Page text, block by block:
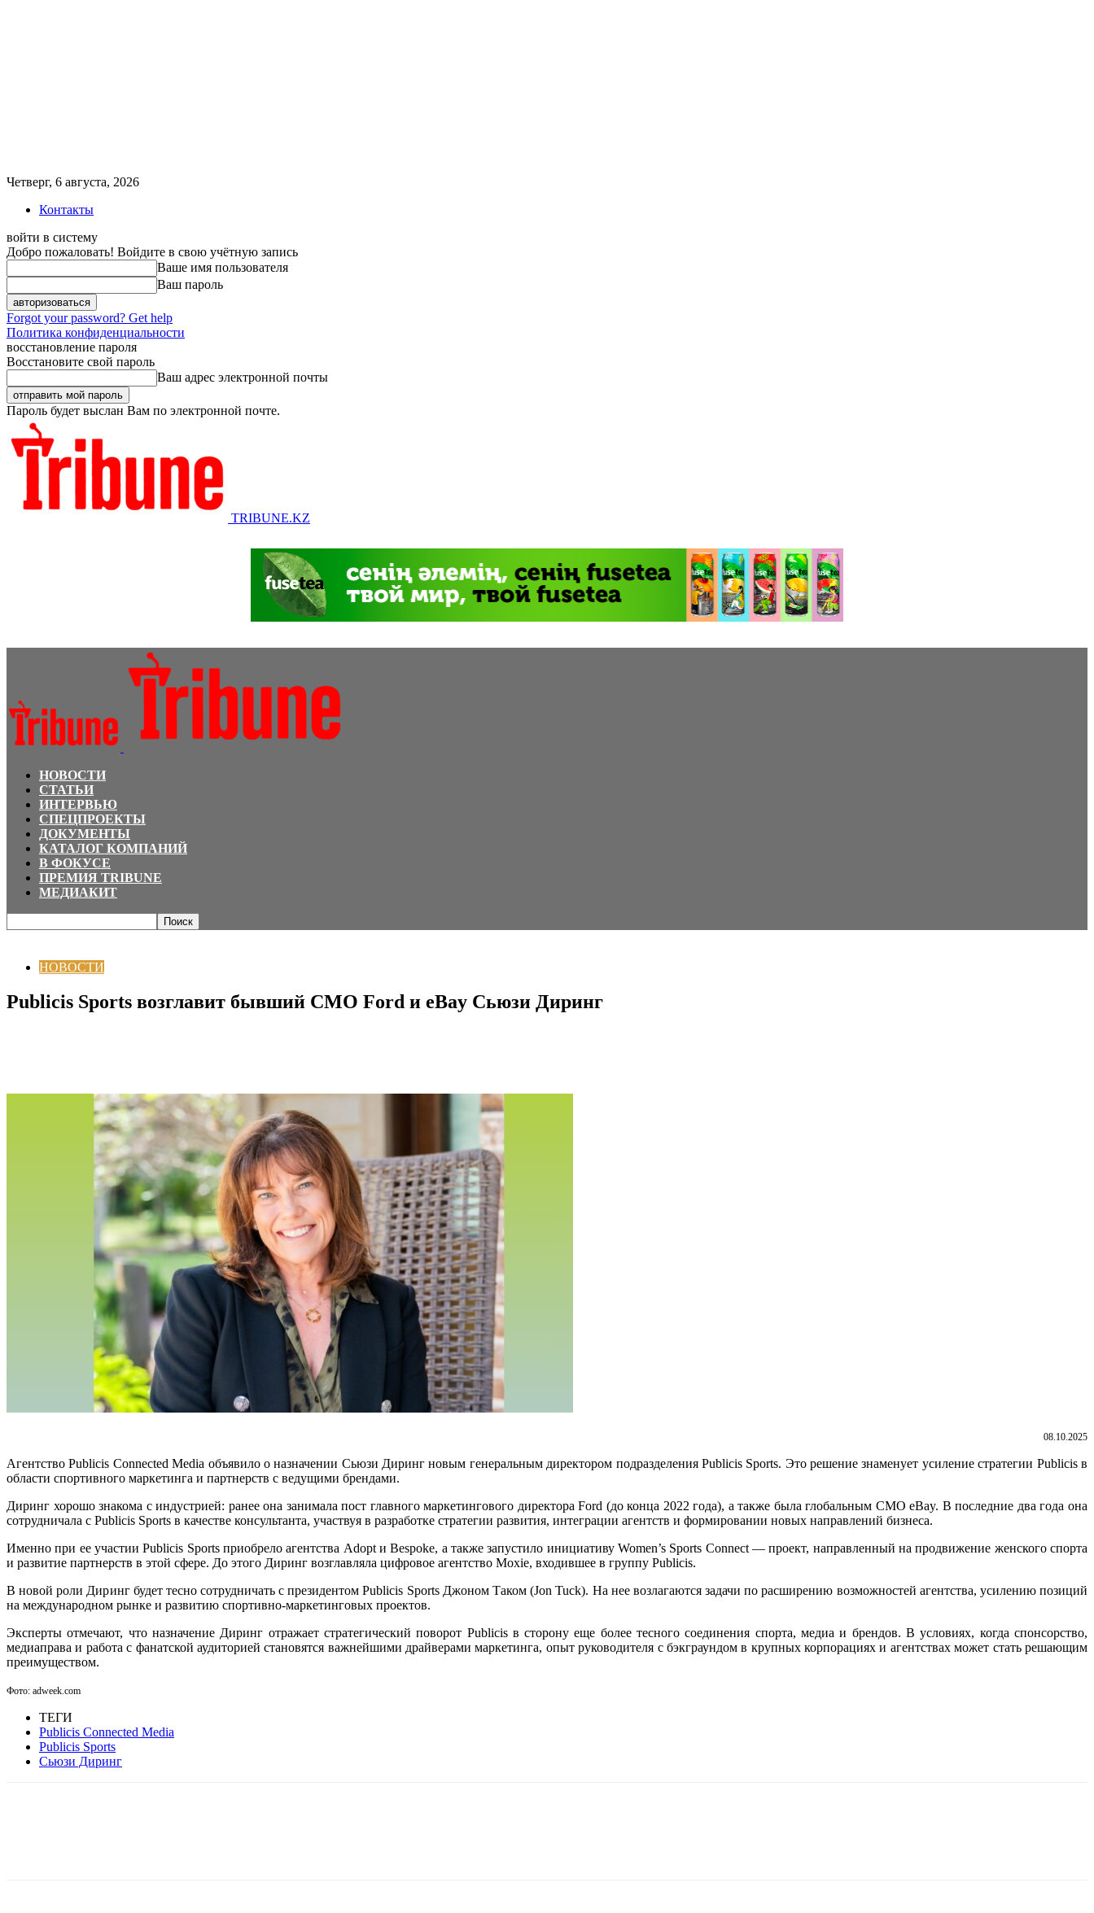
Четверг, 6 августа, 2026
Контакты
войти в систему
Добро пожаловать! Войдите в свою учётную запись
Ваше имя пользователя
Ваш пароль
Forgot your password? Get help
Политика конфиденциальности
восстановление пароля
Восстановите свой пароль
Ваш адрес электронной почты
Пароль будет выслан Вам по электронной почте.
TRIBUNE.KZ
НОВОСТИ
СТАТЬИ
ИНТЕРВЬЮ
СПЕЦПРОЕКТЫ
ДОКУМЕНТЫ
КАТАЛОГ КОМПАНИЙ
В ФОКУСЕ
ПРЕМИЯ TRIBUNE
МЕДИАКИТ
НОВОСТИ
Publicis Sports возглавит бывший CMO Ford и eBay Сьюзи Диринг
08.10.2025
Агентство Publicis Connected Media объявило о назначении Сьюзи Диринг новым генеральным директором подразделения Publicis Sports. Это решение знаменует усиление стратегии Publicis в
области спортивного маркетинга и партнерств с ведущими брендами.
Диринг хорошо знакома с индустрией: ранее она занимала пост главного маркетингового директора Ford (до конца 2022 года), а также была глобальным CMO eBay. В последние два года она
сотрудничала с Publicis Sports в качестве консультанта, участвуя в разработке стратегии развития, интеграции агентств и формировании новых направлений бизнеса.
Именно при ее участии Publicis Sports приобрело агентства Adopt и Bespoke, а также запустило инициативу Women’s Sports Connect — проект, направленный на продвижение женского спорта
и развитие партнерств в этой сфере. До этого Диринг возглавляла цифровое агентство Moxie, входившее в группу Publicis.
В новой роли Диринг будет тесно сотрудничать с президентом Publicis Sports Джоном Таком (Jon Tuck). На нее возлагаются задачи по расширению возможностей агентства, усилению позиций
на международном рынке и развитию спортивно-маркетинговых проектов.
Эксперты отмечают, что назначение Диринг отражает стратегический поворот Publicis в сторону еще более тесного соединения спорта, медиа и брендов. В условиях, когда спонсорство,
медиаправа и работа с фанатской аудиторией становятся важнейшими драйверами маркетинга, опыт руководителя с бэкграундом в крупных корпорациях и агентствах может стать решающим
преимуществом.
Фото: adweek.com
ТЕГИ
Publicis Connected Media
Publicis Sports
Сьюзи Диринг